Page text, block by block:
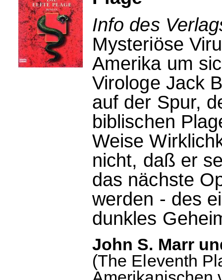
Info des
Mysteriöse
Amerika um
Virologe Jack
auf der Spur,
biblischen
Weise
nicht, daß er
das nächste
werden - des
dunkles
John S. Marr
(The Eleventh